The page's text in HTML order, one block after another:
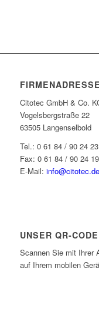
FIRMENADRESSE
Citotec GmbH & Co.
Vogelsbergstraße 22
63505 Langenselbold
Tel.: 0 61 84 / 90 24 23
Fax: 0 61 84 / 90 24 19
E-Mail: info@citotec.de
UNSER QR-CODE
Scannen Sie mit Ihrer
auf Ihrem mobilen